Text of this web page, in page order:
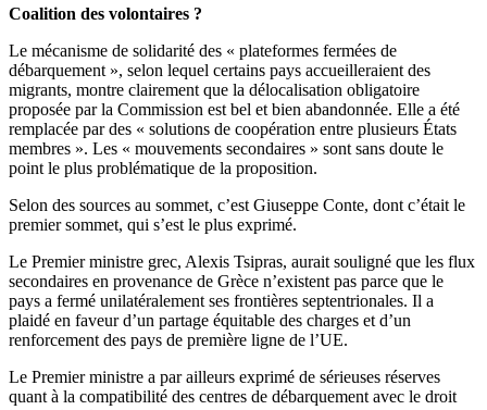
Coalition des volontaires ?
Le mécanisme de solidarité des « plateformes fermées de
débarquement », selon lequel certains pays accueilleraient des
migrants, montre clairement que la délocalisation obligatoire
proposée par la Commission est bel et bien abandonnée. Elle a été
remplacée par des « solutions de coopération entre plusieurs États
membres ». Les « mouvements secondaires » sont sans doute le
point le plus problématique de la proposition.
Selon des sources au sommet, c’est Giuseppe Conte, dont c’était le
premier sommet, qui s’est le plus exprimé.
Le Premier ministre grec, Alexis Tsipras, aurait souligné que les flux
secondaires en provenance de Grèce n’existent pas parce que le
pays a fermé unilatéralement ses frontières septentrionales. Il a
plaidé en faveur d’un partage équitable des charges et d’un
renforcement des pays de première ligne de l’UE.
Le Premier ministre a par ailleurs exprimé de sérieuses réserves
quant à la compatibilité des centres de débarquement avec le droit